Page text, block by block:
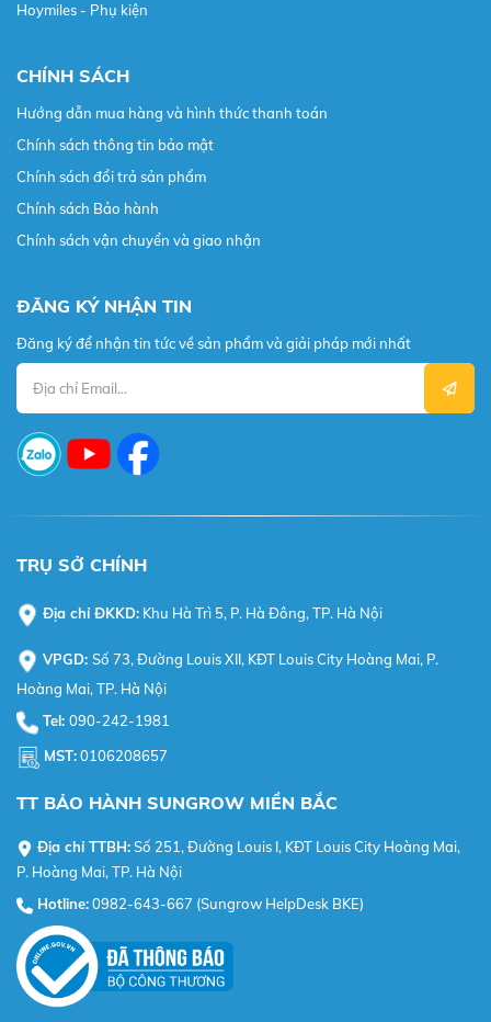
Hoymiles - Phụ kiện
CHÍNH SÁCH
Hướng dẫn mua hàng và hình thức thanh toán
Chính sách thông tin bảo mật
Chính sách đổi trả sản phẩm
Chính sách Bảo hành
Chính sách vận chuyển và giao nhận
ĐĂNG KÝ NHẬN TIN
Đăng ký để nhận tin tức về sản phẩm và giải pháp mới nhất
TRỤ SỞ CHÍNH
Địa chỉ ĐKKD: Khu Hà Trì 5, P. Hà Đông, TP. Hà Nội
VPGD: Số 73, Đường Louis XII, KĐT Louis City Hoàng Mai, P.
Hoàng Mai, TP. Hà Nội
Tel: 090-242-1981
MST:0106208657
TT BẢO HÀNH SUNGROW MIỀN BẮC
Địa chỉ TTBH:Số 251, Đường Louis I, KĐT Louis City Hoàng Mai,
P. Hoàng Mai, TP. Hà Nội
Hotline:0982-643-667 (Sungrow HelpDesk BKE)